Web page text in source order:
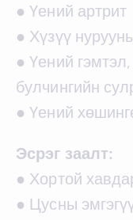
● Үений артрит
● Хүзүү
● Үений
булчингийн
● Үений
Эсрэг заалт:
● Хортой
● Цусны